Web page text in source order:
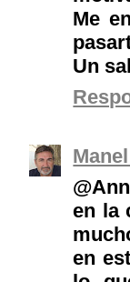
Me
Un
en la
en